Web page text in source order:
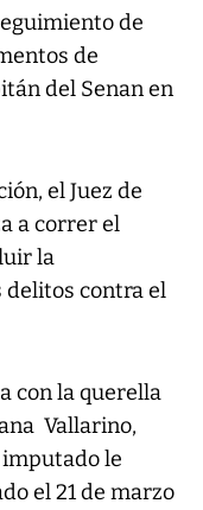
de
de
del Senan en
el Juez de
a correr el
la
delitos contra el
con la querella
Vallarino,
le
el 21 de marzo